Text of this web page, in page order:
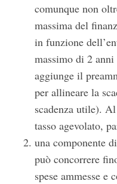
comunque non
massima del
in funzione
massimo di 2
aggiunge il
per allineare la
scadenza utile).
tasso agevolato,
una componente
può concorrere
spese ammesse e